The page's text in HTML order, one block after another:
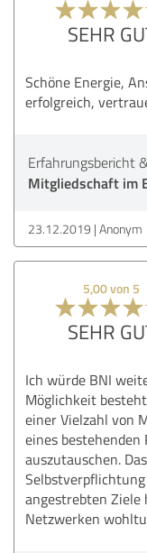
SEHR
Schöne Energie,
erfolgreich,
Erfahrungsbericht
Mitgliedschaft im
23.12.2019 Anonym
5,00 von 5
SEHR
Ich würde BNI
Möglichkeit
einer Vielzahl von
eines bestehenden
auszutauschen.
angestrebten Ziele
Netzwerken